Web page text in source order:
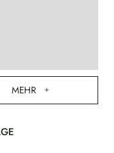
MEHR